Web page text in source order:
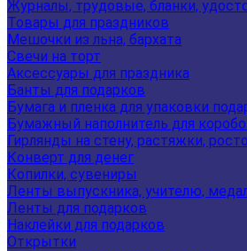
Журналы, трудовые, бланки,
Товары для праздников
Мешочки из льна, бархата
Свечи на торт
Аксессуары для праздника
Банты для подарков
Бумага и пленка для упаковки
Бумажный наполнитель для
Гирлянды на стену, растяжки,
Конверт для денег
Копилки, сувениры
Ленты выпускника, учителю,
Ленты для подарков
Наклейки для подарков
Открытки